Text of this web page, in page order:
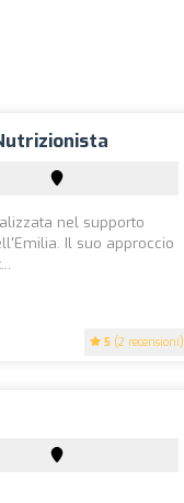
5 (2 recensioni)
nel supporto
Il suo approccio